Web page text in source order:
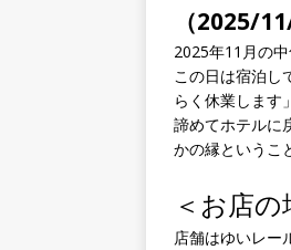
（2025/
2025年11月の
この日は宿泊し
らく休業します
諦めてホテルに
かの縁というこ
＜お店
店舗はゆいレー